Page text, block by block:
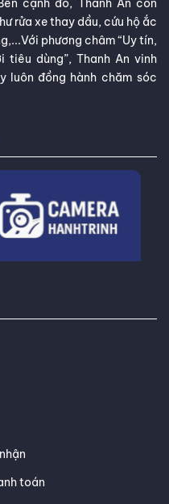
kinh nghiệm là chuỗi cửa
lốp xe ô tô, ắc quy, đồ
tại Thanh An đều 100%
cạnh đó, Thanh An còn
rửa xe thay dầu, cứu hộ ắc
dùng”, Thanh An vinh
đồng hành chăm sóc